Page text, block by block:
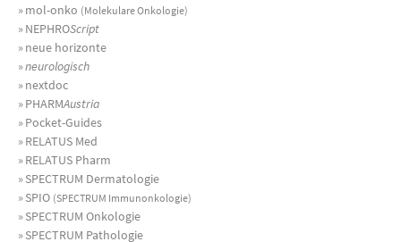
»mol-onko (Molekulare Onkologie)
»NEPHROScript
»neue horizonte
»neurologisch
»nextdoc
»PHARMAustria
»Pocket-Guides
»RELATUS Med
»RELATUS Pharm
»SPECTRUM Dermatologie
»SPIO (SPECTRUM Immunonkologie)
»SPECTRUM Onkologie
»SPECTRUM Pathologie